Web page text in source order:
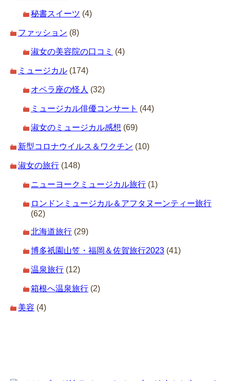
秘書スイーツ (4)
ファッション (8)
淑女の美容院の口コミ (4)
ミュージカル (174)
オペラ座の怪人 (32)
ミュージカル俳優コンサート (44)
淑女のミュージカル感想 (69)
新型コロナウイルス＆ワクチン (10)
淑女の旅行 (148)
ニューヨークミュージカル旅行 (1)
ロンドンミュージカル＆アフタヌーンティー旅行
(62)
北海道旅行 (29)
博多祇園山笠・福岡＆佐賀旅行2023 (41)
温泉旅行 (12)
箱根へ温泉旅行 (2)
美容 (4)